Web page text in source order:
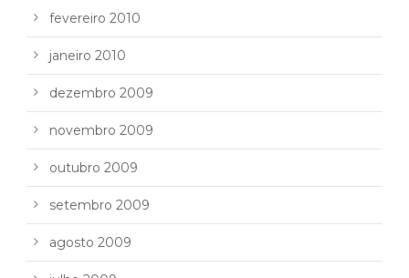
fevereiro 2010
janeiro 2010
dezembro 2009
novembro 2009
outubro 2009
setembro 2009
agosto 2009